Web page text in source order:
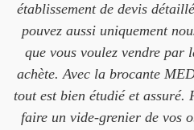
établissement de devis
pouvez aussi uniquement
que vous voulez vendre par
achète. Avec la brocante
tout est bien étudié et assuré.
faire un vide-grenier de vos